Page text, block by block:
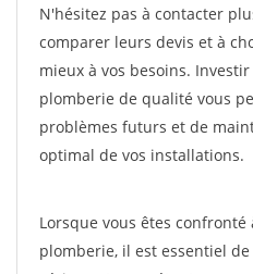
N'hésitez pas à contacter
comparer leurs devis et à
mieux à vos besoins.
plomberie de qualité vous
problèmes futurs et de
optimal de vos installations.
Lorsque vous êtes
plomberie, il est essentiel